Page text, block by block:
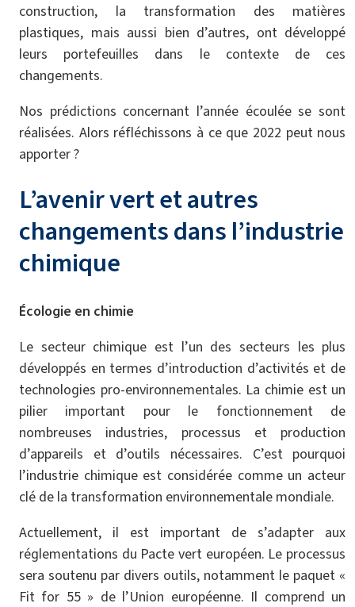
construction, la transformation des matières
plastiques, mais aussi bien d’autres, ont développé
leurs portefeuilles dans le contexte de ces
changements.
Nos prédictions concernant l’année écoulée se sont
réalisées. Alors réfléchissons à ce que 2022 peut nous
apporter ?
L’avenir vert et autres
changements dans l’industrie
chimique
Écologie en chimie
Le secteur chimique est l’un des secteurs les plus
développés en termes d’introduction d’activités et de
technologies pro-environnementales. La chimie est un
pilier important pour le fonctionnement de
nombreuses industries, processus et production
d’appareils et d’outils nécessaires. C’est pourquoi
l’industrie chimique est considérée comme un acteur
clé de la transformation environnementale mondiale.
Actuellement, il est important de s’adapter aux
réglementations du Pacte vert européen. Le processus
sera soutenu par divers outils, notamment le paquet «
Fit for 55 » de l’Union européenne. Il comprend un